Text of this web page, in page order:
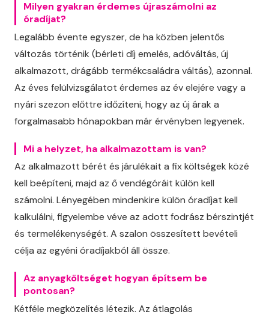
Milyen gyakran érdemes újraszámolni az
óradíjat?
Legalább évente egyszer, de ha közben jelentős
változás történik (bérleti díj emelés, adóváltás, új
alkalmazott, drágább termékcsaládra váltás), azonnal.
Az éves felülvizsgálatot érdemes az év elejére vagy a
nyári szezon előttre időzíteni, hogy az új árak a
forgalmasabb hónapokban már érvényben legyenek.
Mi a helyzet, ha alkalmazottam is van?
Az alkalmazott bérét és járulékait a fix költségek közé
kell beépíteni, majd az ő vendégóráit külön kell
számolni. Lényegében mindenkire külön óradíjat kell
kalkulálni, figyelembe véve az adott fodrász bérszintjét
és termelékenységét. A szalon összesített bevételi
célja az egyéni óradíjakból áll össze.
Az anyagköltséget hogyan építsem be
pontosan?
Kétféle megközelítés létezik. Az átlagolás